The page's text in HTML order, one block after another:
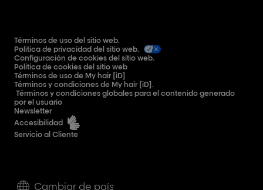
Cambiar de país
Términos de uso del sitio web.
Política de privacidad del sitio web.
Configuración de cookies del sitio web.
Política de cookies del sitio web
Términos de uso de My hair [iD]
Términos y condiciones de My hair [iD].
Términos y condiciones globales para el contenido generado
por el usuario
Newsletter
Accesibilidad
Servicio al Cliente